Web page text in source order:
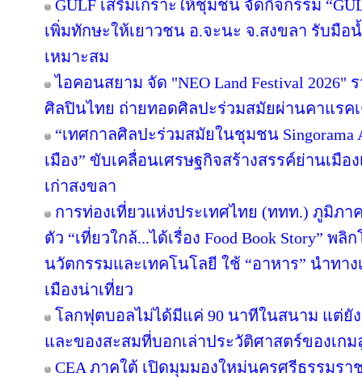
GULF เสริมเกราะให้ชุมชน จัดกิจกรรม
เพิ่มทักษะให้เยาวชน อ.จะนะ จ.สงขลา รับมือ
เหมาะสม
ไอคอนสยาม จัด "NEO Land Festival 2026"
ศิลปินไทย ถ่ายทอดศิลปะร่วมสมัยผ่านคาแรค
“เทศกาลศิลปะร่วมสมัยในชุมชน Singorama
เมือง” ขับเคลื่อนเศรษฐกิจสร้างสรรค์ย่านเมือ
เก่าสงขลา
การท่องเที่ยวแห่งประเทศไทย (ททท.) ภูมิภ
ตัว “เที่ยวใกล้...ได้เรื่อง Food Book Story” พ
นวัตกรรมและเทคโนโลยี ใช้ “อาหาร” นำทาง
เมืองน่าเที่ยว
โลกฟุตบอลไม่ได้มีแค่ 90 นาทีในสนาม แต่ยัง
และของสะสมที่บอกเล่าประวัติศาสตร์ของเก
CEA ภาคใต้ เปิดมุมมองใหม่นครศรีธรรมรา